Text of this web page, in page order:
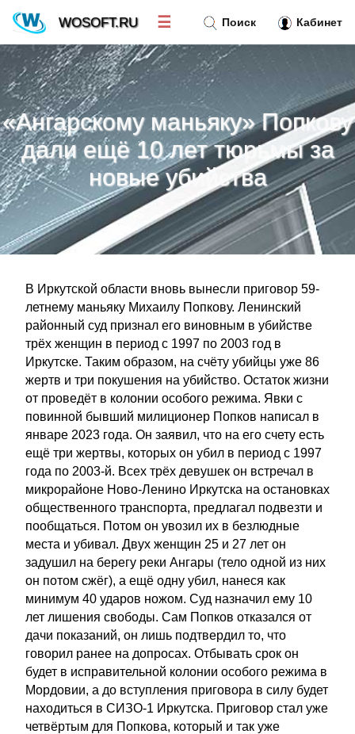
«Ангарскому маньяку» Попкову
дали ещё 10 лет тюрьмы за
новые убийства
В Иркутской области вновь вынесли приговор 59-
летнему маньяку Михаилу Попкову. Ленинский
районный суд признал его виновным в убийстве
трёх женщин в период с 1997 по 2003 год в
Иркутске. Таким образом, на счёту убийцы уже 86
жертв и три покушения на убийство. Остаток жизни
от проведёт в колонии особого режима. Явки с
повинной бывший милиционер Попков написал в
январе 2023 года. Он заявил, что на его счету есть
ещё три жертвы, которых он убил в период с 1997
года по 2003-й. Всех трёх девушек он встречал в
микрорайоне Ново-Ленино Иркутска на остановках
общественного транспорта, предлагал подвезти и
пообщаться. Потом он увозил их в безлюдные
места и убивал. Двух женщин 25 и 27 лет он
задушил на берегу реки Ангары (тело одной из них
он потом сжёг), а ещё одну убил, нанеся как
минимум 40 ударов ножом. Суд назначил ему 10
лет лишения свободы. Сам Попков отказался от
дачи показаний, он лишь подтвердил то, что
говорил ранее на допросах. Отбывать срок он
будет в исправительной колонии особого режима в
Мордовии, а до вступления приговора в силу будет
находиться в СИЗО-1 Иркутска. Приговор стал уже
четвёртым для Попкова, который и так уже
Поиск Кабинет
WOSOFT.RU ☰
Новости»
Тренд новостей»
Рубрики »
Правила